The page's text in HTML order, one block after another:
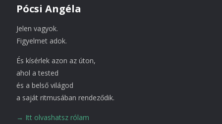
Pócsi Angéla
Jelen vagyok.
Figyelmet adok.
És kísérlek azon az úton,
ahol a tested
és a belső világod
a saját ritmusában rendeződik.
→ Itt olvashatsz rólam